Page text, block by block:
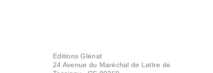
Editions Glénat
24 Avenue du Maréchal de Lattre de